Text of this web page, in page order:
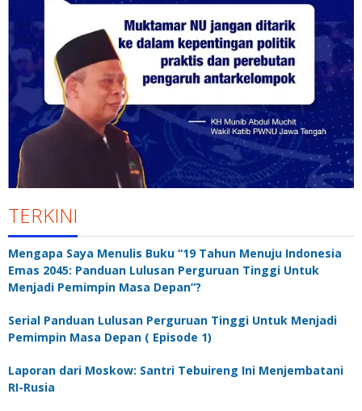
TERKINI
Mengapa Saya Menulis Buku “19 Tahun Menuju Indonesia
Emas 2045: Panduan Lulusan Perguruan Tinggi Untuk
Menjadi Pemimpin Masa Depan”?
Serial Panduan Lulusan Perguruan Tinggi Untuk Menjadi
Pemimpin Masa Depan ( Episode 1)
Laporan dari Moskow: Santri Tebuireng Ini Menjembatani
RI-Rusia